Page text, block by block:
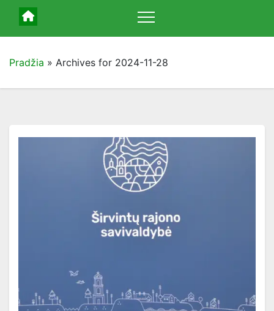
Pradžia » Archives for 2024-11-28